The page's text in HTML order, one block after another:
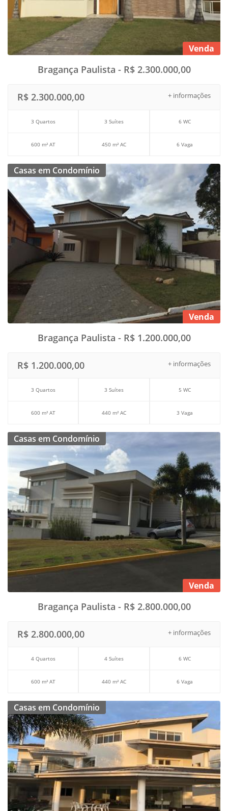
Venda
Bragança Paulista - R$ 2.300.000,00
+ informações
R$ 2.300.000,00
3 Quartos 3 Suítes 6 WC
600 m² AT 450 m² AC 6 Vaga
Casas em Condomínio
Venda
Bragança Paulista - R$ 1.200.000,00
+ informações
R$ 1.200.000,00
3 Quartos 3 Suítes 5 WC
600 m² AT 440 m² AC 3 Vaga
Casas em Condomínio
Venda
Bragança Paulista - R$ 2.800.000,00
+ informações
R$ 2.800.000,00
4 Quartos 4 Suítes 6 WC
600 m² AT 440 m² AC 6 Vaga
Casas em Condomínio